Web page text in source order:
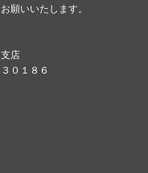
願いいたします。
店
０１８６